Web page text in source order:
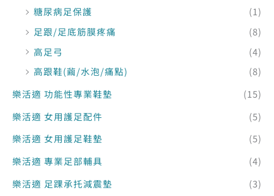
糖尿病足保護
(1)
足跟/足底筋膜疼痛
(8)
高足弓
(4)
高跟鞋(繭/水泡/痛點)
(8)
樂活適 功能性專業鞋墊
(15)
樂活適 女用護足配件
(5)
樂活適 女用護足鞋墊
(5)
樂活適 專業足部輔具
(4)
樂活適 足踝承托減震墊
(3)